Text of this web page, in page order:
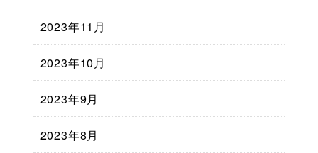
2023年11月
2023年10月
2023年9月
2023年8月